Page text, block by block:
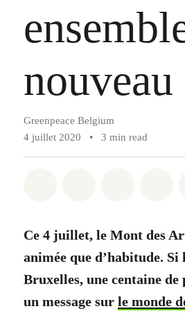
Greenpeace Belgium
4 juillet 2020
• 3 min read
Ce 4 juillet, le Mont des
animée que d’habitude. Si
Bruxelles, une centaine
un message sur le monde